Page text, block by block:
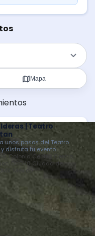
Mapa
| Teatro
unos pasos del Teatro
disfruta tu evento
Colonia Centro, Centro,
06040 Ciudad de
México